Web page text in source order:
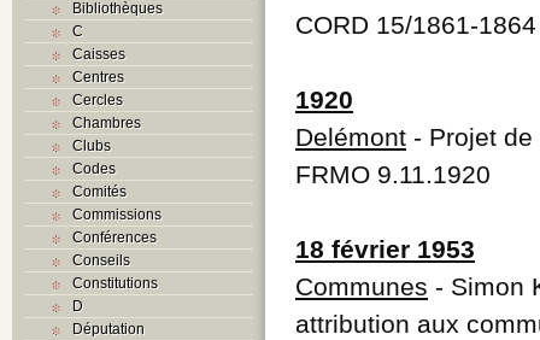
Bibliothèques
C
Caisses
Centres
Cercles
Chambres
Clubs
Codes
Comités
Commissions
Conférences
Conseils
Constitutions
D
Députation
CORD 15/1861-
1920
Delémont - Projet
FRMO 9.11.1920
18 février 1953
Communes - Simon
attribution aux